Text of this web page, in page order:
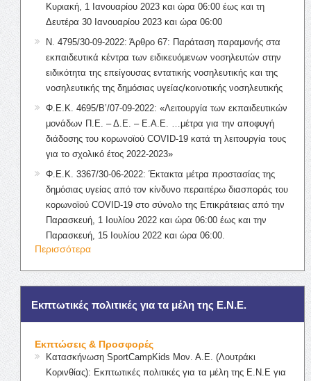
Κυριακή, 1 Ιανουαρίου 2023 και ώρα 06:00 έως και τη
Δευτέρα 30 Ιανουαρίου 2023 και ώρα 06:00
Ν. 4795/30-09-2022: Άρθρο 67: Παράταση παραμονής στα
εκπαιδευτικά κέντρα των ειδικευόμενων νοσηλευτών στην
ειδικότητα της επείγουσας εντατικής νοσηλευτικής και της
νοσηλευτικής της δημόσιας υγείας/κοινοτικής νοσηλευτικής
Φ.Ε.Κ. 4695/Β’/07-09-2022: «Λειτουργία των εκπαιδευτικών
μονάδων Π.Ε. – Δ.Ε. – Ε.Α.Ε. …μέτρα για την αποφυγή
διάδοσης του κορωνοϊού COVID-19 κατά τη λειτουργία τους
για το σχολικό έτος 2022-2023»
Φ.Ε.Κ. 3367/30-06-2022: Έκτακτα μέτρα προστασίας της
δημόσιας υγείας από τον κίνδυνο περαιτέρω διασποράς του
κορωνοϊού COVID-19 στο σύνολο της Επικράτειας από την
Παρασκευή, 1 Ιουλίου 2022 και ώρα 06:00 έως και την
Παρασκευή, 15 Ιουλίου 2022 και ώρα 06:00.
Περισσότερα
Εκπτωτικές πολιτικές για τα μέλη της Ε.Ν.Ε.
Εκπτώσεις & Προσφορές
Κατασκήνωση SportCampKids Μον. Α.Ε. (Λουτράκι
Κορινθίας): Εκπτωτικές πολιτικές για τα μέλη της Ε.Ν.Ε για